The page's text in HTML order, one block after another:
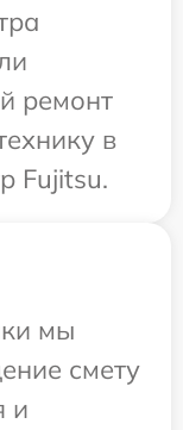
ремонт
в
Fujitsu.
мы
смету
и